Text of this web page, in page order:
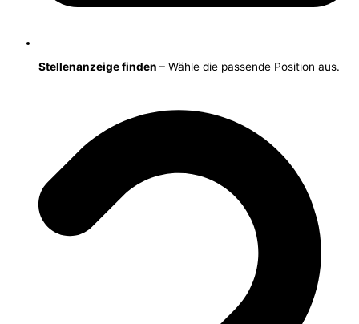
Stellenanzeige finden – Wähle die passende Position aus.